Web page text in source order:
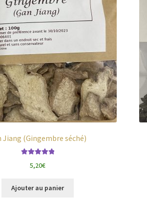
Jiang (Gingembre séché)
5
5,20€
Ajouter au panier